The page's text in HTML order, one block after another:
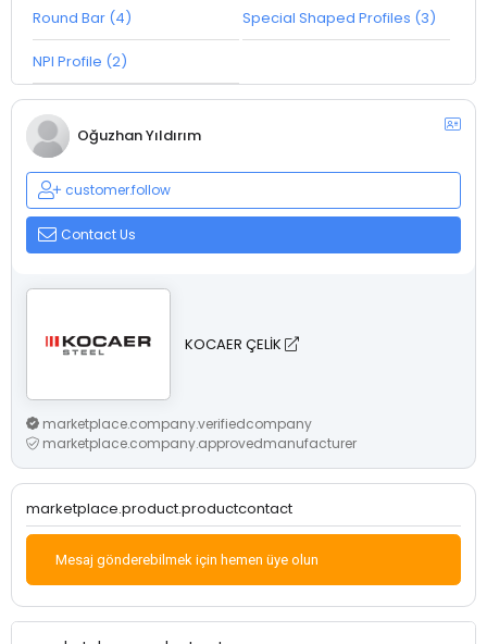
Round Bar (4) Special Shaped Profiles (3)
NPI Profile (2)
Oğuzhan Yıldırım
customer.follow
Contact Us
KOCAER ÇELİK
marketplace.company.verifiedcompany
marketplace.company.approvedmanufacturer
marketplace.product.productcontact
Mesaj gönderebilmek için hemen üye olun